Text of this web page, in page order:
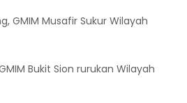
GMIM Musafir Sukur Wilayah
Bukit Sion rurukan Wilayah